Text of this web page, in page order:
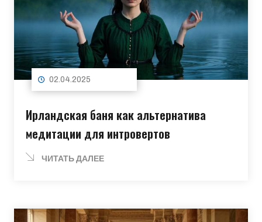
02.04.2025
Ирландская баня как альтернатива
медитации для интровертов
ЧИТАТЬ ДАЛЕЕ